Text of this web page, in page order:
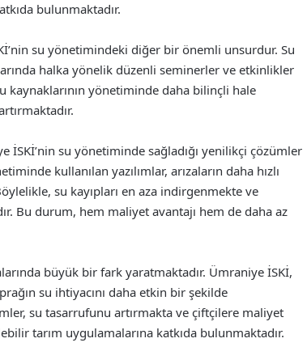
bulunmaktadır.
su yönetimindeki diğer bir önemli unsurdur. Su
halka yönelik düzenli seminerler ve etkinlikler
kaynaklarının yönetiminde daha bilinçli hale
su yönetiminde sağladığı yenilikçi çözümler
kullanılan yazılımlar, arızaların daha hızlı
su kayıpları en aza indirgenmekte ve
Bu durum, hem maliyet avantajı hem de daha az
büyük bir fark yaratmaktadır. Ümraniye İSKİ,
su ihtiyacını daha etkin bir şekilde
su tasarrufunu artırmakta ve çiftçilere maliyet
tarım uygulamalarına katkıda bulunmaktadır.